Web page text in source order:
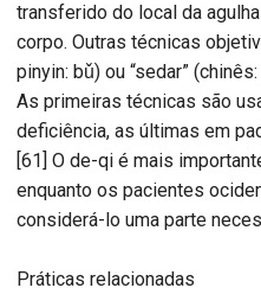
transferido do local da
corpo. Outras técnicas
pinyin: bǔ) ou “sedar”
As primeiras técnicas são
deficiência, as últimas em
[61] O de-qi é mais
enquanto os pacientes
considerá-lo uma parte
Práticas relacionadas